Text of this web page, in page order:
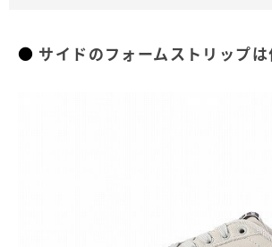
サイドのフォームストリップ